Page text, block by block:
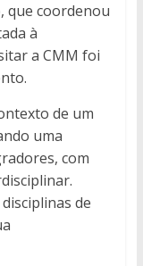
que coordenou
à
a CMM foi
de um
uma
com
de